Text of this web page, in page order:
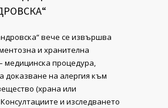
вече се извършва
и хранителна
медицинска процедура,
доказване на алергия към
(храна или
и изследването